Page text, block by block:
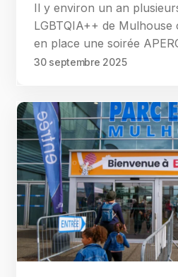
Il y environ un an
LGBTQIA++ de
en place une soirée
30 septembre 2025